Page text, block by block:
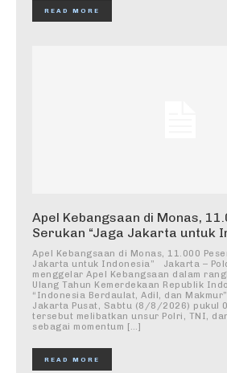
READ MORE
Apel Kebangsaan di Monas,
Serukan “Jaga Jakarta untuk
Apel Kebangsaan di Monas, 11.000
Jakarta untuk Indonesia” Jakarta –
menggelar Apel Kebangsaan dalam
Ulang Tahun Kemerdekaan Republik
“Indonesia Berdaulat, Adil, dan
Jakarta Pusat, Sabtu (8/8/2026) pukul
tersebut melibatkan unsur Polri, TNI,
sebagai momentum […]
READ MORE